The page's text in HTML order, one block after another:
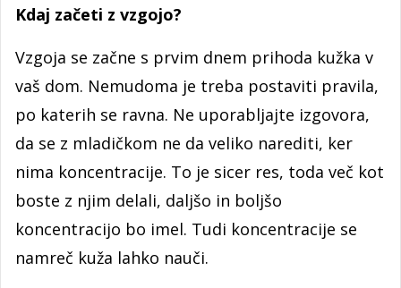
Kdaj začeti z vzgojo?
Vzgoja se začne s prvim dnem prihoda kužka v
vaš dom. Nemudoma je treba postaviti pravila,
po katerih se ravna. Ne uporabljajte izgovora,
da se z mladičkom ne da veliko narediti, ker
nima koncentracije. To je sicer res, toda več kot
boste z njim delali, daljšo in boljšo
koncentracijo bo imel. Tudi koncentracije se
namreč kuža lahko nauči.